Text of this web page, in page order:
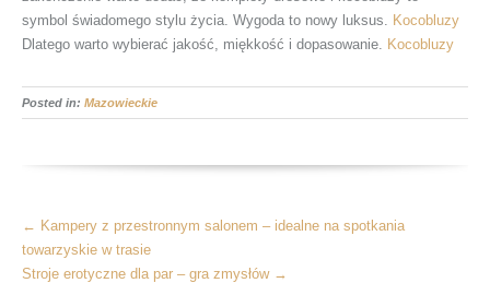
symbol świadomego stylu życia. Wygoda to nowy luksus. Kocobluzy
Dlatego warto wybierać jakość, miękkość i dopasowanie. Kocobluzy
Posted in: Mazowieckie
More
Articles
← Kampery z przestronnym salonem – idealne na spotkania
towarzyskie w trasie
Stroje erotyczne dla par – gra zmysłów →